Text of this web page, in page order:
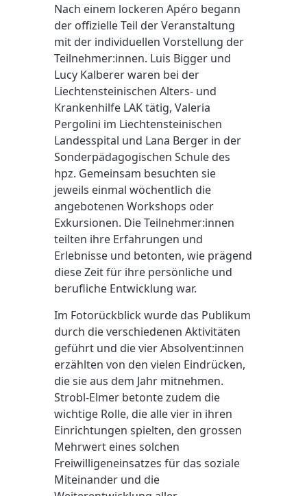
Nach einem lockeren Apéro begann
der offizielle Teil der Veranstaltung
mit der individuellen Vorstellung der
Teilnehmer:innen. Luis Bigger und
Lucy Kalberer waren bei der
Liechtensteinischen Alters- und
Krankenhilfe LAK tätig, Valeria
Pergolini im Liechtensteinischen
Landesspital und Lana Berger in der
Sonderpädagogischen Schule des
hpz. Gemeinsam besuchten sie
jeweils einmal wöchentlich die
angebotenen Workshops oder
Exkursionen. Die Teilnehmer:innen
teilten ihre Erfahrungen und
Erlebnisse und betonten, wie prägend
diese Zeit für ihre persönliche und
berufliche Entwicklung war.
Im Fotorückblick wurde das Publikum
durch die verschiedenen Aktivitäten
geführt und die vier Absolvent:innen
erzählten von den vielen Eindrücken,
die sie aus dem Jahr mitnehmen.
Strobl-Elmer betonte zudem die
wichtige Rolle, die alle vier in ihren
Einrichtungen spielten, den grossen
Mehrwert eines solchen
Freiwilligeneinsatzes für das soziale
Miteinander und die